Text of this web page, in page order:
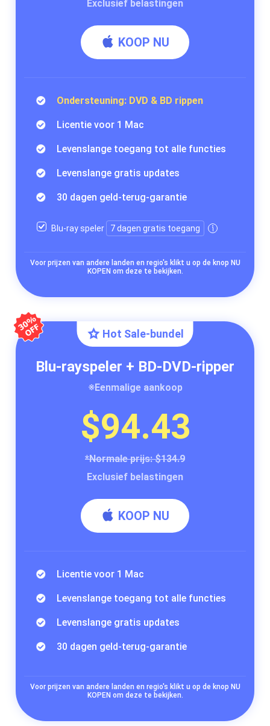
Exclusief belastingen
KOOP NU
Ondersteuning: DVD & BD rippen
Licentie voor 1 Mac
Levenslange toegang tot alle functies
Levenslange gratis updates
30 dagen geld-terug-garantie
Blu-ray speler 7 dagen gratis toegang
Voor prijzen van andere landen en regio's klikt u op de knop NU
KOPEN om deze te bekijken.
Hot Sale-bundel
Blu-rayspeler + BD-DVD-ripper
※Eenmalige aankoop
$94.43
*Normale prijs: $134.9
Exclusief belastingen
KOOP NU
Licentie voor 1 Mac
Levenslange toegang tot alle functies
Levenslange gratis updates
30 dagen geld-terug-garantie
Voor prijzen van andere landen en regio's klikt u op de knop NU
KOPEN om deze te bekijken.